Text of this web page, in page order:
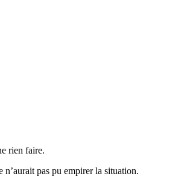
rien faire.
pas pu empirer la situation.